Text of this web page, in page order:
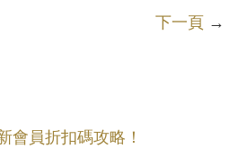
下一頁 →
會員折扣碼攻略！